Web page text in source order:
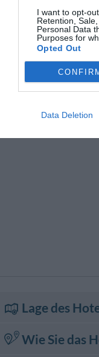
I want to opt-
Retention,
Personal Data
Purposes for
Opted Out
Data Deletion
Dolmetscher- Service
Fahrradverleih
Fotokopier - Service
Internet-Anschluss
Lunchpakete
Transfer von/zum
Wäscherei
Familienzimmer
Gay Friendly
Historisches Gebäude
Kürzlich renoviert
Schallgedämmte
Lage des
Wie Sie das